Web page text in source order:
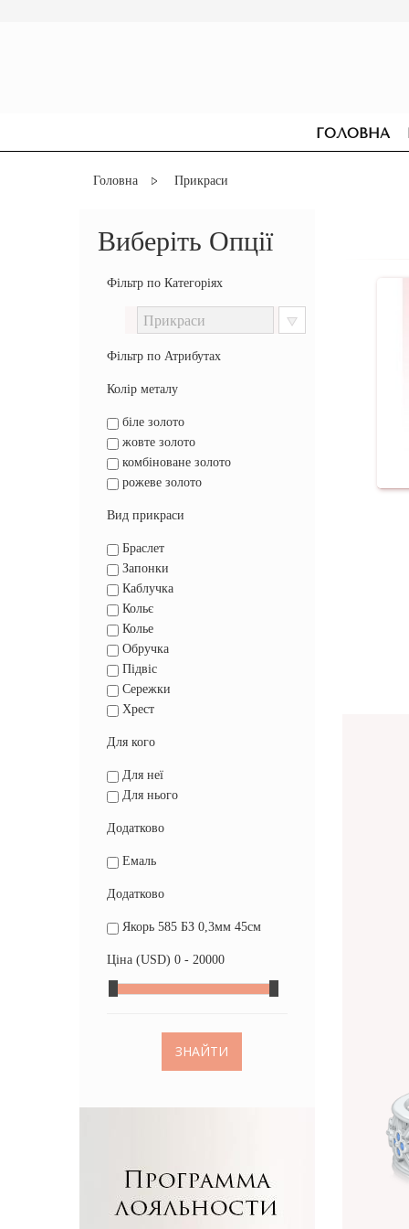
ГОЛОВНА
Головна Прикраси
Виберіть Опції
Фільтр по Категоріях
Фільтр по Атрибутах
Колір металу
біле золото
жовте золото
комбіноване золото
рожеве золото
Вид прикраси
Браслет
Запонки
Каблучка
Кольє
Колье
Обручка
Підвіс
Сережки
Хрест
Для кого
Для неї
Для нього
Додатково
Емаль
Додатково
Якорь 585 БЗ 0,3мм 45см
Ціна (USD) 0 - 20000
ЗНАЙТИ